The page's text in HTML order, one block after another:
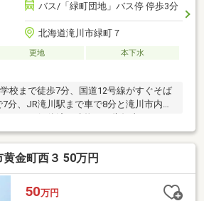
バス/「緑町団地」バス停 停歩3分
北海道滝川市緑町７
更地
本下水
校まで徒歩7分、国道12号線がすぐそば
分、JR滝川駅まで車で8分と滝川市内外
金町西３ 50万円
50万円